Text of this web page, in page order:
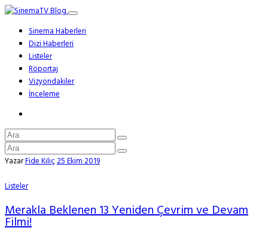
Sinema Haberleri
Dizi Haberleri
Listeler
Röportaj
Vizyondakiler
İnceleme
YazarFide Kılıç25 Ekim 2019
Listeler
Merakla Beklenen 13 Yeniden Çevrim ve Devam
Filmi!